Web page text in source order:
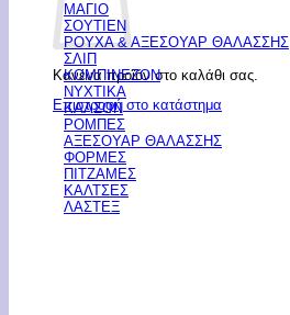
Κανένα προϊόν στο καλάθι σας.
Επιστροφή στο κατάστημα
ΜΑΓΙΟ
ΣΟΥΤΙΕΝ
ΡΟΥΧΑ & ΑΞΕΣΟΥΑΡ ΘΑΛΑΣΣΗΣ
ΣΛΙΠ
ΚΟΜΠΙΝΕΖΟΝ
ΝΥΧΤΙΚΑ
ΚΑΛΣΟΝ
ΡΟΜΠΕΣ
ΑΞΕΣΟΥΑΡ ΘΑΛΑΣΣΗΣ
ΦΟΡΜΕΣ
ΠΙΤΖΑΜΕΣ
ΚΑΛΤΣΕΣ
ΛΑΣΤΕΞ